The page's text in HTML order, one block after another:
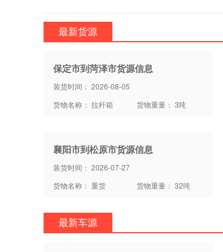
最新货源
保定市到菏泽市货源信息
装货时间： 2026-08-05
货物名称： 拉杆箱
货物重量： 3吨
襄阳市到松原市货源信息
装货时间： 2026-07-27
货物名称： 重货
货物重量： 32吨
最新车源